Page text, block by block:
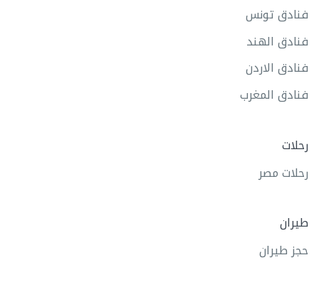
فنادق تونس
فنادق الهند
فنادق الاردن
فنادق المغرب
رحلات
رحلات مصر
طيران
حجز طيران